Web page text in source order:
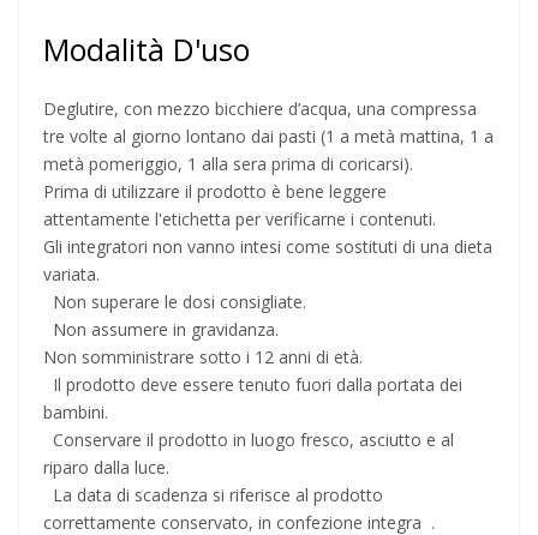
Modalità D'uso
Deglutire, con mezzo bicchiere d’acqua, una compressa
tre volte al giorno lontano dai pasti (1 a metà mattina, 1 a
metà pomeriggio, 1 alla sera prima di coricarsi).
Prima di utilizzare il prodotto è bene leggere
attentamente l'etichetta per verificarne i contenuti.
Gli integratori non vanno intesi come sostituti di una dieta
variata.
Non superare le dosi consigliate.
Non assumere in gravidanza.
Non somministrare sotto i 12 anni di età.
Il prodotto deve essere tenuto fuori dalla portata dei
bambini.
Conservare il prodotto in luogo fresco, asciutto e al
riparo dalla luce.
La data di scadenza si riferisce al prodotto
correttamente conservato, in confezione integra .